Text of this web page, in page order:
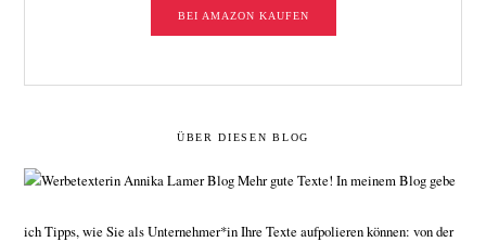
BEI AMAZON KAUFEN
ÜBER DIESEN BLOG
Mehr gute Texte! In meinem Blog gebe
ich Tipps, wie Sie als Unternehmer*in Ihre Texte aufpolieren können: von der